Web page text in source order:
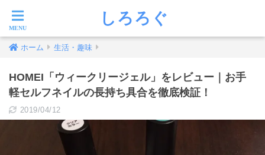
しろろぐ
ホーム 生活・趣味
HOMEI「ウィークリージェル」をレビュー｜お手
軽セルフネイルの長持ち具合を徹底検証！
2019/04/12